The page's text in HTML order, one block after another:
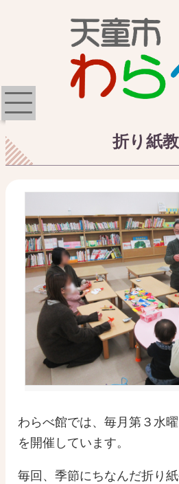
折り紙
わらべ館では、毎月第３水
を開催しています。
毎回、季節にちなんだ折り